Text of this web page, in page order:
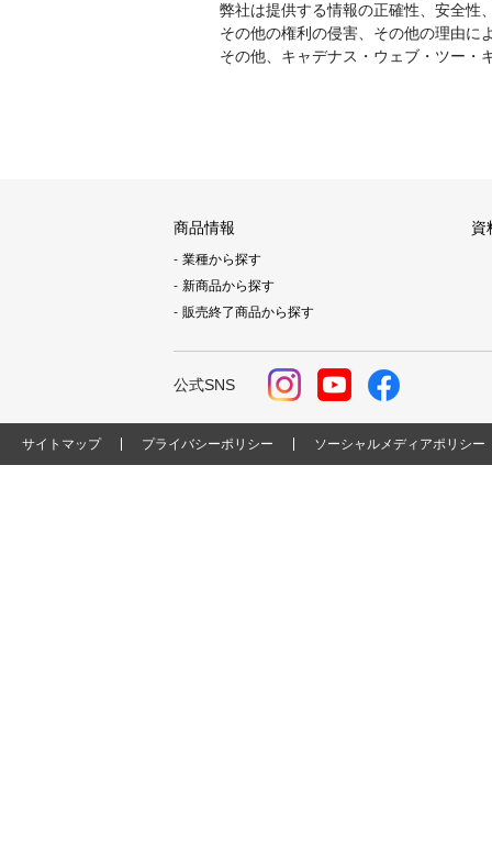
弊社は提供する情報の正確性、安全性
その他の権利の侵害、その他の理由に
その他、キャデナス・ウェブ・ツー・
商品情報
業種から探す
新商品から探す
販売終了商品から探す
資
公式SNS
サイトマップ プライバシーポリシー ソーシャルメディアポリシー